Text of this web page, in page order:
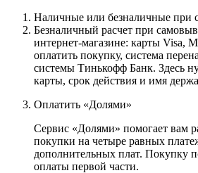
Наличные или безналичные при
Безналичный расчет при
интернет-магазине: карты Visa,
оплатить покупку, система
системы Тинькофф Банк. Здесь
карты, срок действия и имя
Оплатить «Долями»
Сервис «Долями» помогает вам
покупки на четыре равных
дополнительных плат. Покупку
оплаты первой части.